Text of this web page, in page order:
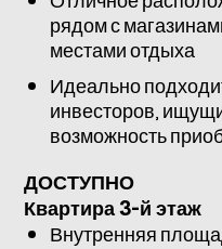
рядом с
местами отдыха
Идеально
инвесторов,
возможность
ДОСТУПНО
Квартира 3-й этаж
Внутренняя